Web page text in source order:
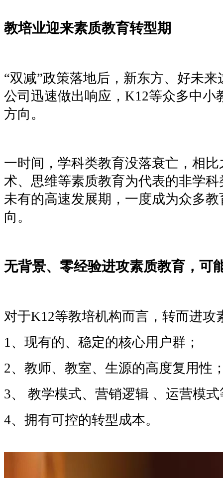
教培业迎来素质教育转型期
“双减”政策落地后，新东方、好未
公司迅速做出响应，K12等众多中小
方向。
一时间，学科类教育没落衰亡，相
术、思维等素质教育为代表的非学
未有的高速发展期，一度成为众多
向。
无背景、零经验进攻素质教育，可
对于K12等教培机构而言，转而进攻
1、现有的、稳定的核心用户群；
2、教师、教室、生源的高度复用性
3、 教学模式、营销逻辑 、运营模
4、拥有可控的转型成本。